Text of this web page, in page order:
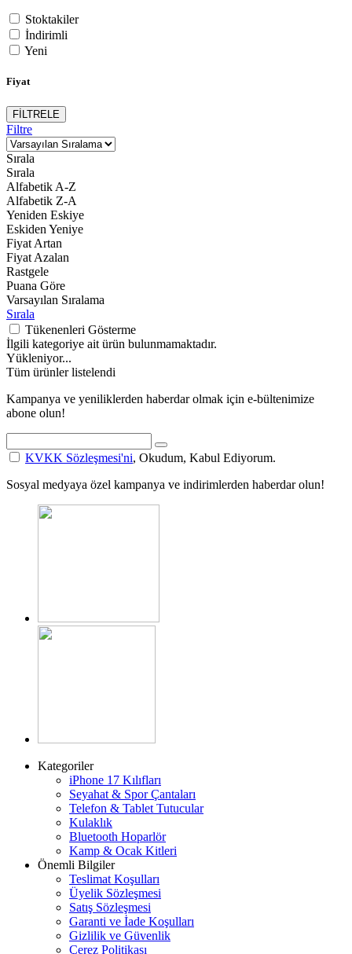
Stoktakiler
İndirimli
Yeni
Fiyat
FİLTRELE
Filtre
Sırala
Sırala
Alfabetik A-Z
Alfabetik Z-A
Yeniden Eskiye
Eskiden Yeniye
Fiyat Artan
Fiyat Azalan
Rastgele
Puana Göre
Varsayılan Sıralama
Sırala
Tükenenleri Gösterme
İlgili kategoriye ait ürün bulunmamaktadır.
Yükleniyor...
Tüm ürünler listelendi
Kampanya ve yeniliklerden haberdar olmak için e-bültenimize
abone olun!
KVKK Sözleşmesi'ni, Okudum, Kabul Ediyorum.
Sosyal medyaya özel kampanya ve indirimlerden haberdar olun!
Kategoriler
iPhone 17 Kılıfları
Seyahat & Spor Çantaları
Telefon & Tablet Tutucular
Kulaklık
Bluetooth Hoparlör
Kamp & Ocak Kitleri
Önemli Bilgiler
Teslimat Koşulları
Üyelik Sözleşmesi
Satış Sözleşmesi
Garanti ve İade Koşulları
Gizlilik ve Güvenlik
Çerez Politikası